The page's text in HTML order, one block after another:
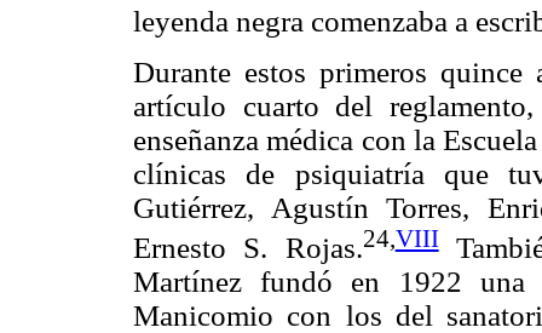
leyenda negra comenzaba a
Durante estos primeros
artículo cuarto del
enseñanza médica con la
clínicas de psiquiatría que
Gutiérrez, Agustín Torres,
Ernesto S. Rojas.24,VIII
Martínez fundó en 1922 una
Manicomio con los del